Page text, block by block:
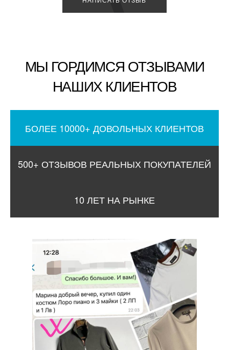
МЫ ГОРДИМСЯ ОТЗЫВАМИ
НАШИХ КЛИЕНТОВ
БОЛЕЕ 10000+ ДОВОЛЬНЫХ КЛИЕНТОВ
500+ ОТЗЫВОВ РЕАЛЬНЫХ ПОКУПАТЕЛЕЙ
10 ЛЕТ НА РЫНКЕ